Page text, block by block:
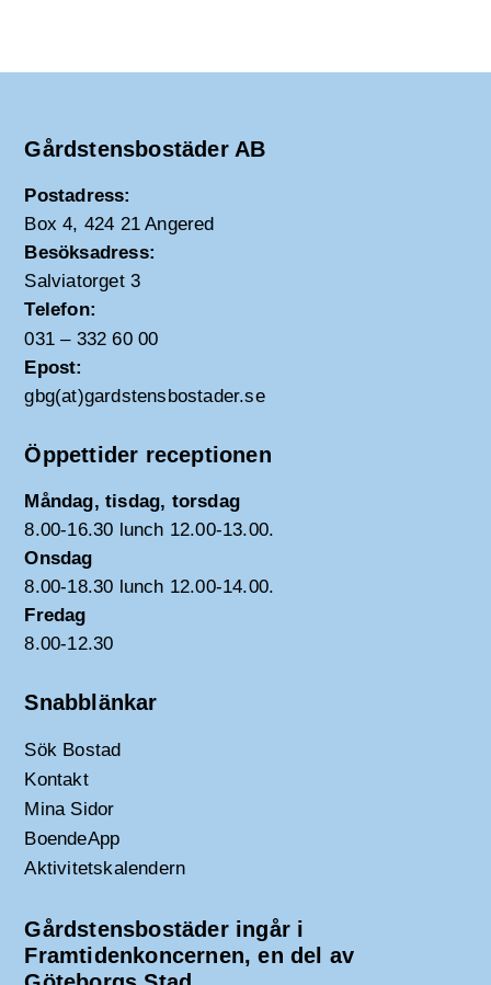
Gårdstensbostäder AB
Postadress:
Box 4, 424 21 Angered
Besöksadress:
Salviatorget 3
Telefon:
031 – 332 60 00
Epost:
gbg(at)gardstensbostader.se
Öppettider receptionen
Måndag, tisdag, torsdag
8.00-16.30 lunch 12.00-13.00.
Onsdag
8.00-18.30 lunch 12.00-14.00.
Fredag
8.00-12.30
Snabblänkar
Sök Bostad
Kontakt
Mina Sidor
BoendeApp
Aktivitetskalendern
Gårdstensbostäder ingår i
Framtidenkoncernen, en del av